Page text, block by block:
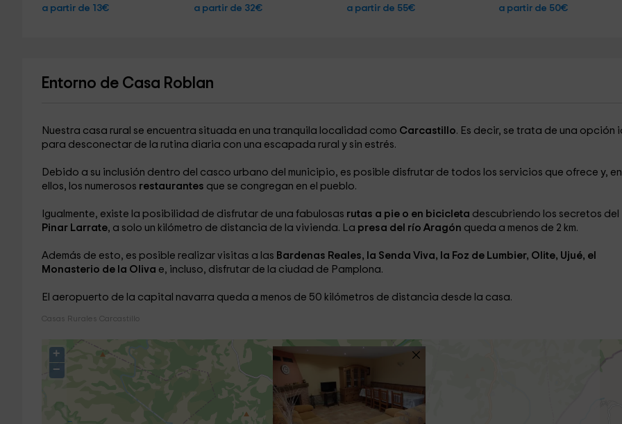
a partir de 13€ a partir de 32€ a partir de 55€ a partir de 50€
Entorno de Casa Roblan
Nuestra casa rural se encuentra situada en una tranquila localidad como Carcastillo. Es decir, se trata de una opción
para desconectar de la rutina diaria con una escapada rural y sin estrés.
Debido a su inclusión dentro del casco urbano del municipio, es posible disfrutar de todos los servicios que ofrece y,
ellos, los numerosos restaurantes que se congregan en el pueblo.
Igualmente, existe la posibilidad de disfrutar de una fabulosas rutas a pie o en bicicleta descubriendo los secretos del
Pinar Larrate, a solo un kilómetro de distancia de la vivienda. La presa del río Aragón queda a menos de 2 km.
Además de esto, es posible realizar visitas a las Bardenas Reales, la Senda Viva, la Foz de Lumbier, Olite, Ujué, el
Monasterio de la Oliva e, incluso, disfrutar de la ciudad de Pamplona.
El aeropuerto de la capital navarra queda a menos de 50 kilómetros de distancia desde la casa.
Casas Rurales Carcastillo
+
−